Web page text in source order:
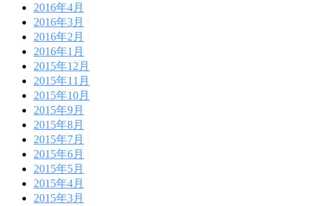
2016年4月
2016年3月
2016年2月
2016年1月
2015年12月
2015年11月
2015年10月
2015年9月
2015年8月
2015年7月
2015年6月
2015年5月
2015年4月
2015年3月